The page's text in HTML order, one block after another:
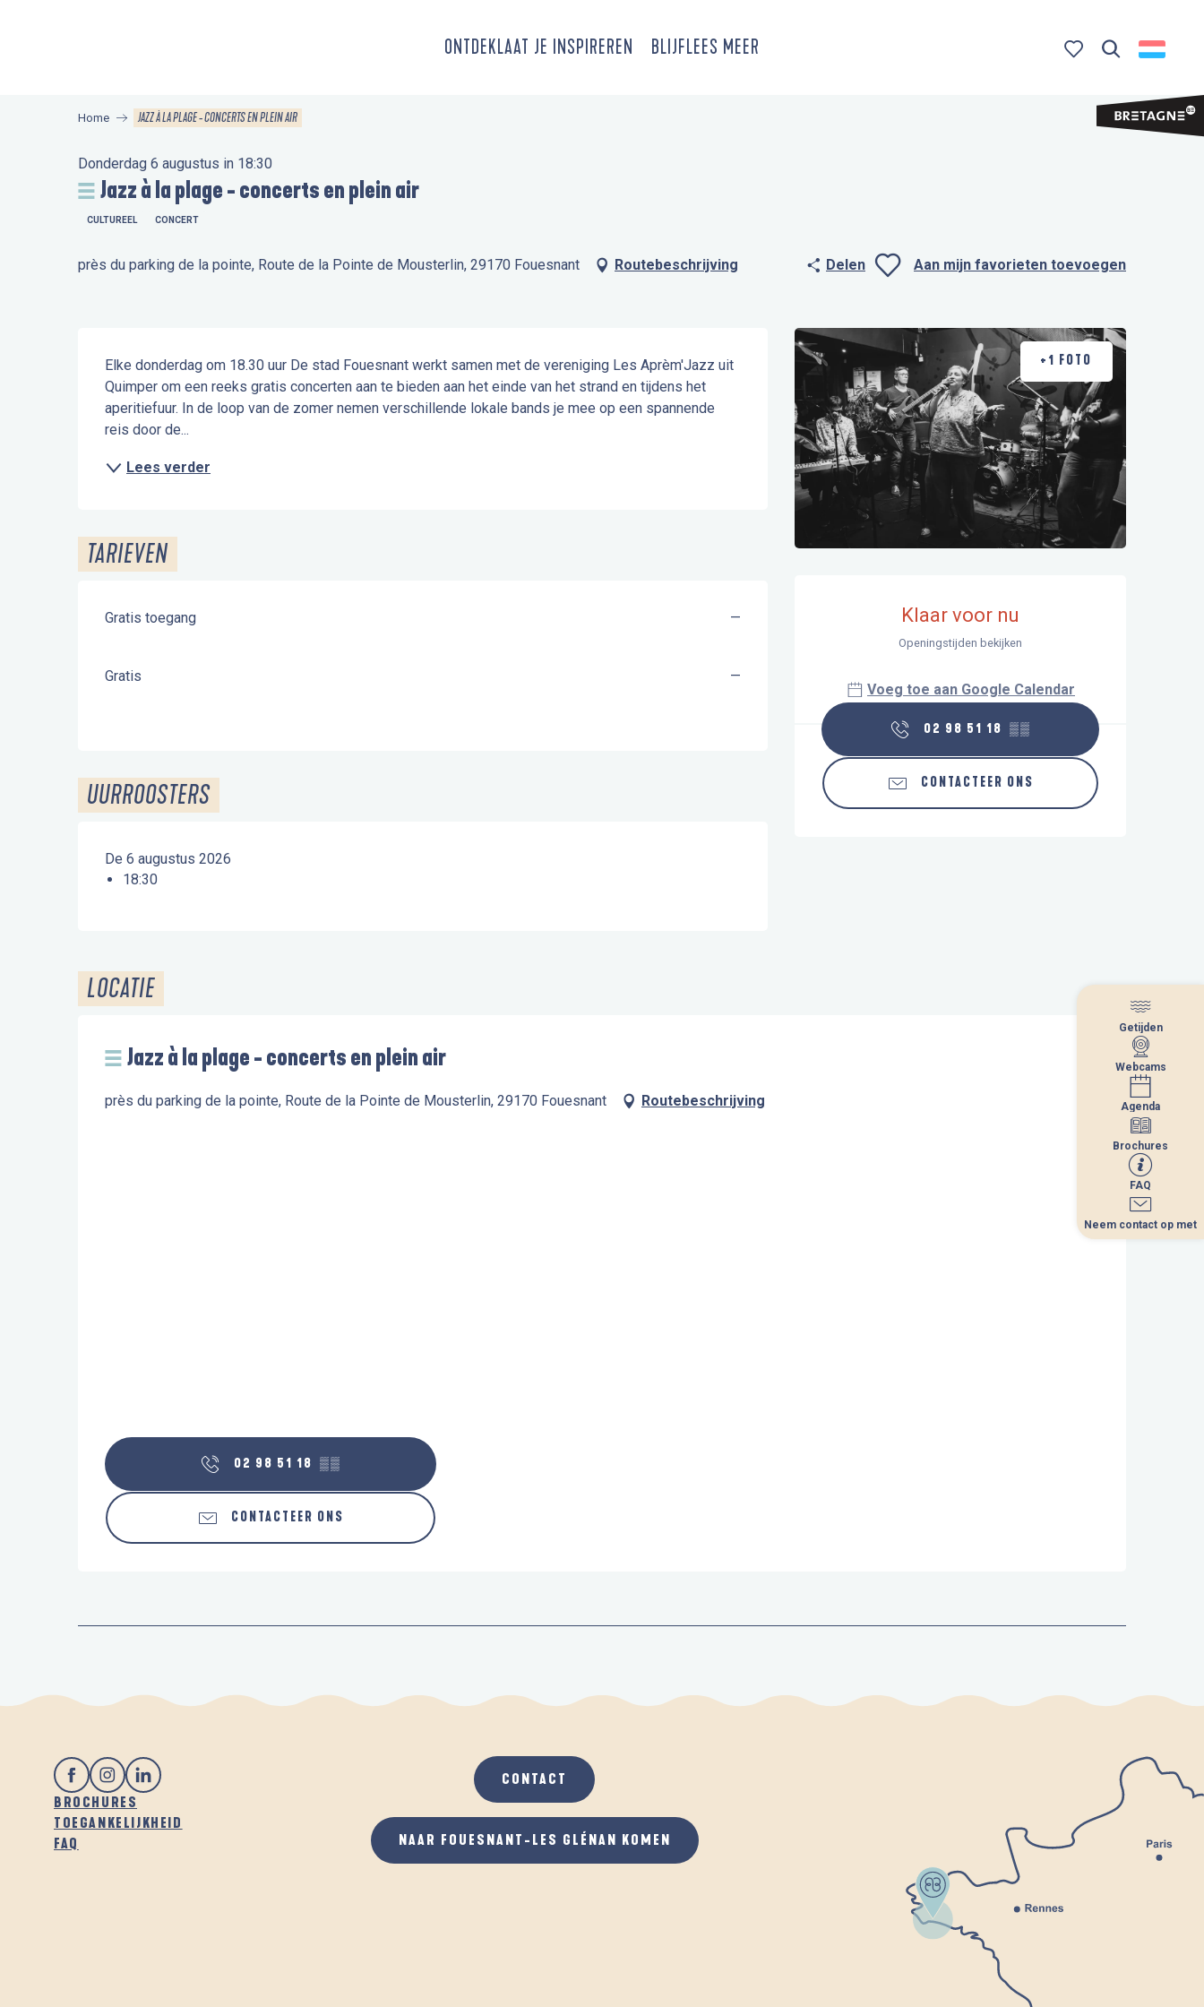
ONTDEKLAAT JE INSPIREREN BLIJFLEES MEER
Getijden
Webcams
Agenda
Brochures
FAQ
Neem contact op met
Home JAZZ À LA PLAGE - CONCERTS EN PLEIN AIR
Donderdag 6 augustus in 18:30
Jazz à la plage - concerts en plein air
CULTUREEL CONCERT
près du parking de la pointe, Route de la Pointe de Mousterlin, 29170 Fouesnant Routebeschrijving Delen Aan mijn favorieten toevoegen
+1 FOTO
Openingstijden en
Klaar voor nu
Openingstijden bekijken
Voeg toe aan Google Calendar
02 98 51 18 ▒▒
CONTACTEER ONS
Beschrijving
Elke donderdag om 18.30 uur De stad Fouesnant werkt samen met de vereniging Les Aprèm'Jazz uit
Quimper om een reeks gratis concerten aan te bieden aan het einde van het strand en tijdens het
aperitiefuur. In de loop van de zomer nemen verschillende lokale bands je mee op een spannende
reis door de...
Lees verder
TARIEVEN
Gratis toegang —
Gratis —
UURROOSTERS
De 6 augustus 2026
18:30
LOCATIE
Jazz à la plage - concerts en plein air
près du parking de la pointe, Route de la Pointe de Mousterlin, 29170 Fouesnant Routebeschrijving
02 98 51 18 ▒▒
CONTACTEER ONS
BROCHURES
TOEGANKELIJKHEID
FAQ
CONTACT
NAAR FOUESNANT-LES GLÉNAN KOMEN